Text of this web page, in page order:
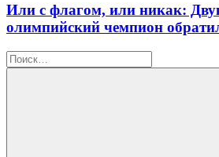
Или с флагом, или никак:
олимпийский чемпион
Найти: